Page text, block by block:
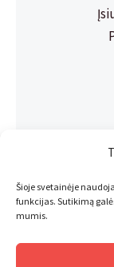
Šioje svetainėje
funkcijas. Sutikimą
mumis.